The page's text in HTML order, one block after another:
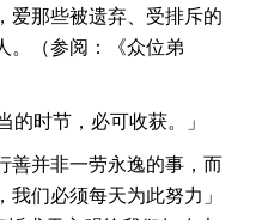
爱那些被遗弃、受排斥的
。（参阅：《众位弟
的时节，必可收获。」
善并非一劳永逸的事，而
们必须每天为此努力」